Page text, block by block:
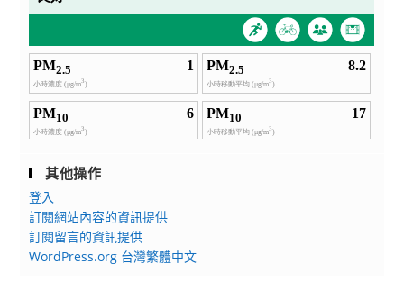
其他操作
登入
訂閱網站內容的資訊提供
訂閱留言的資訊提供
WordPress.org 台灣繁體中文